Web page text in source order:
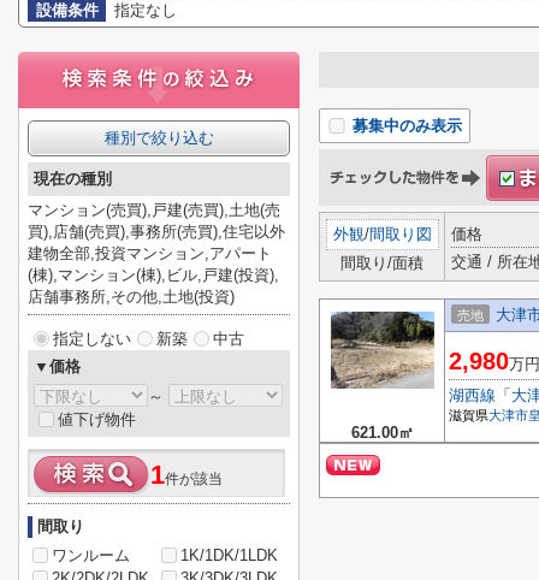
設備条件
指定なし
募集中のみ表示
外観/間取り図
間取り/面積
価格
交通 / 所在
621.00㎡
売地 大津
2,980万円
湖西線 「 大
滋賀県大津市
種別で絞り込む
現在の種別
マンション(売買),戸建(売買),土地(売
買),店舗(売買),事務所(売買),住宅以外
建物全部,投資マンション,アパート
(棟),マンション(棟),ビル,戸建(投資),
店舗事務所,その他,土地(投資)
指定しない 新築
中古
▼価格
～
値下げ物件
1件が該当
間取り
ワンルーム
1K/1DK/1LDK